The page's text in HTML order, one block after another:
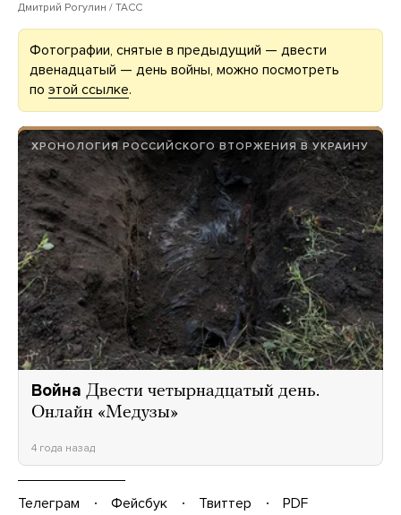
Дмитрий Рогулин / ТАСС
Фотографии, снятые в предыдущий — двести
двенадцатый — день войны, можно посмотреть
по этой ссылке.
ХРОНОЛОГИЯ РОССИЙСКОГО ВТОРЖЕНИЯ В УКРАИНУ
Война Двести четырнадцатый день.
Онлайн «Медузы»
4 года назад
Телеграм Фейсбук Твиттер
PDF